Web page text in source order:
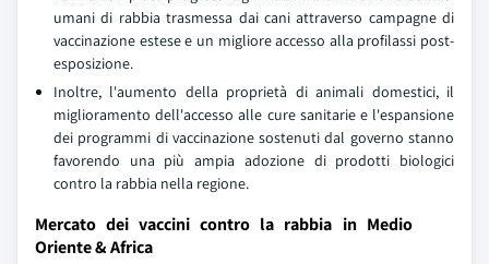
umani di rabbia trasmessa dai cani attraverso campagne di
vaccinazione estese e un migliore accesso alla profilassi post-
esposizione.
Inoltre, l'aumento della proprietà di animali domestici, il
miglioramento dell'accesso alle cure sanitarie e l'espansione
dei programmi di vaccinazione sostenuti dal governo stanno
favorendo una più ampia adozione di prodotti biologici
contro la rabbia nella regione.
Mercato dei vaccini contro la rabbia in Medio
Oriente & Africa